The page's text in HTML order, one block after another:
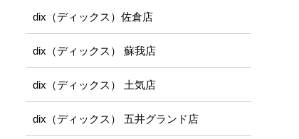
dix（ディックス）佐倉店
dix（ディックス） 蘇我店
dix（ディックス） 土気店
dix（ディックス） 五井グランド店